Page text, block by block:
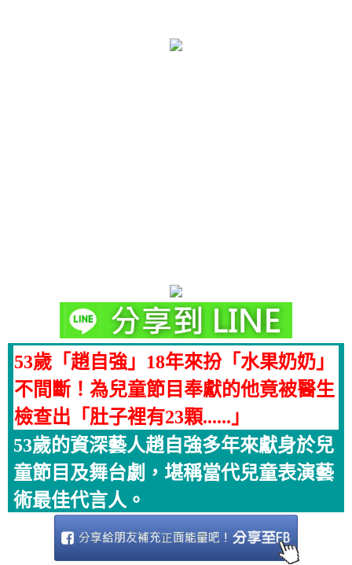
53歲「趙自強」18年來扮「水果奶奶」
不間斷！為兒童節目奉獻的他竟被醫生
檢查出「肚子裡有23顆......」
53歲的資深藝人趙自強多年來獻身於兒
童節目及舞台劇，堪稱當代兒童表演藝
術最佳代言人。